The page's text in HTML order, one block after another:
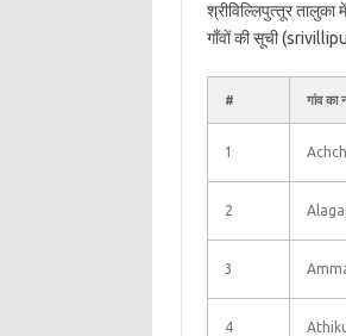
श्रीविल्लिपुत्‍तूर
गाँवों की सूची
# गांव का
1
2
3
4